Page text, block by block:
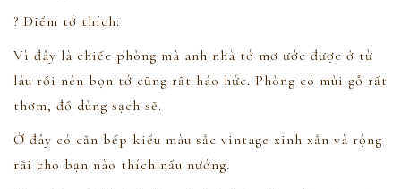
? Điểm tớ thích:
Vì đây là chiếc phòng mà anh nhà tớ mơ ước được ở từ
lâu rồi nên bọn tớ cũng rất háo hức. Phòng có mùi gỗ rất
thơm, đồ dùng sạch sẽ.
Ở đây có căn bếp kiểu màu sắc vintage xinh xắn và rộng
rãi cho bạn nào thích nấu nướng.